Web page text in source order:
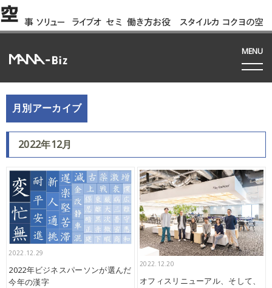
空 事
例
ソリュー
ション
ライブオ
フィス
セミ
ナー
働き方お役
立ち資料
スタイルカ
タログ
コクヨの空
間って!?
MENU
月別アーカイブ
2022年12月
2022.12.29
2022年ビジネスパーソンが選んだ
今年の漢字
2022.12.20
オフィスリニューアル、そして、